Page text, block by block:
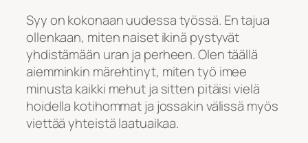
Syy on kokonaan uudessa työssä. En tajua
ollenkaan, miten naiset ikinä pystyvät
yhdistämään uran ja perheen. Olen täällä
aiemminkin märehtinyt, miten työ imee
minusta kaikki mehut ja sitten pitäisi vielä
hoidella kotihommat ja jossakin välissä myös
viettää yhteistä laatuaikaa.